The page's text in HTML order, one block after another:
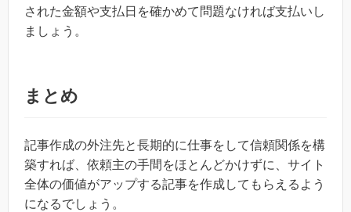
された金額や支払日を確かめて問題なければ支払いし
ましょう。
まとめ
記事作成の外注先と長期的に仕事をして信頼関係を構
築すれば、依頼主の手間をほとんどかけずに、サイト
全体の価値がアップする記事を作成してもらえるよう
になるでしょう。